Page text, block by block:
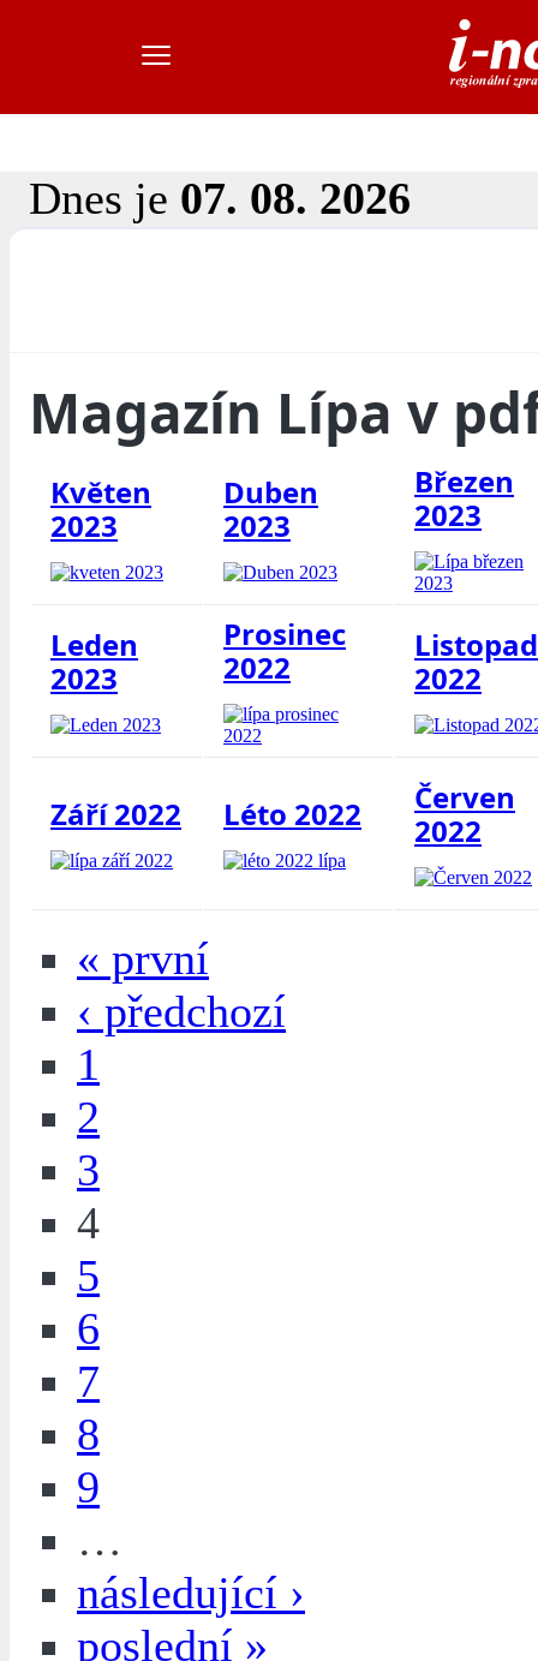
Dnes je 07. 08. 2026
Magazín Lípa v
Květen
2023
Duben
2023
Březen
2023
Leden
2023
Prosinec
2022
Listopad
2022
Září 2022 Léto 2022
Červen
2022
« první
‹ předchozí
1
2
3
4
5
6
7
8
9
…
následující ›
poslední »